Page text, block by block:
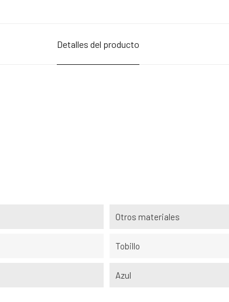
Detalles del producto
Otros materiales
Tobillo
Azul